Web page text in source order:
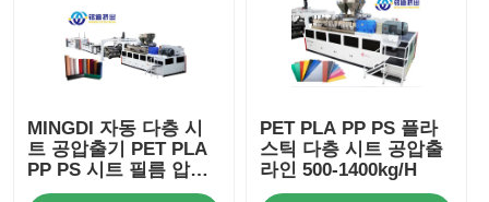
MINGDI 자동 다층 시
트 공압출기 PET PLA
PP PS 시트 필름 압출
라인
PET PLA PP PS 플라
스틱 다층 시트 공압출
라인 500-1400kg/H